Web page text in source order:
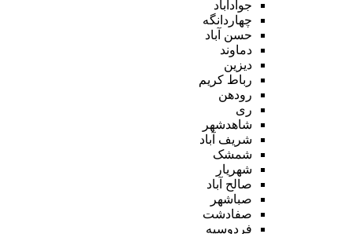
جوادآباد
چهاردانگه
حسن آباد
دماوند
دیزین
رباط کریم
رودهن
ری
شاهدشهر
شریف آباد
شمشک
شهریار
صالح آباد
صباشهر
صفادشت
فردوسیه